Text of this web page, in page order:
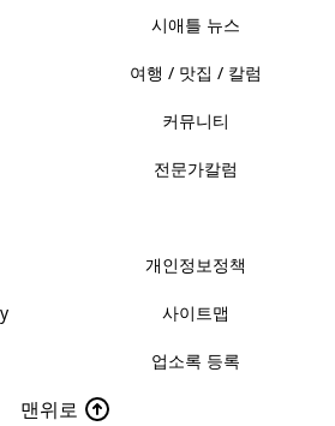
시애틀 뉴스
여행 / 맛집 / 칼럼
커뮤니티
전문가칼럼
개인정보정책
사이트맵
업소록 등록
맨위로